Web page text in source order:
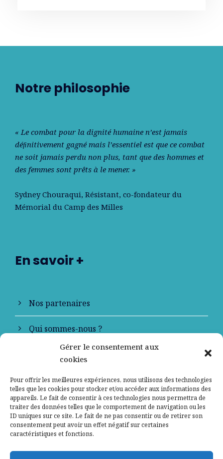
Gérer le consentement aux
cookies
Pour offrir les meilleures expériences, nous utilisons des technologies
telles que les cookies pour stocker et/ou accéder aux informations des
appareils. Le fait de consentir à ces technologies nous permettra de
traiter des données telles que le comportement de navigation ou les
ID uniques sur ce site. Le fait de ne pas consentir ou de retirer son
consentement peut avoir un effet négatif sur certaines
caractéristiques et fonctions.
Notre philosophie
« Le combat pour la dignité humaine n’est jamais
déﬁnitivement gagné mais l’essentiel est que ce combat
ne soit jamais perdu non plus, tant que des hommes et
des femmes sont prêts à le mener. »
Sydney Chouraqui, Résistant, co-fondateur du
Mémorial du Camp des Milles
En savoir +
Nos partenaires
Qui sommes-nous ?
Contactez-nous
Mentions légales
Politique de confidentialité